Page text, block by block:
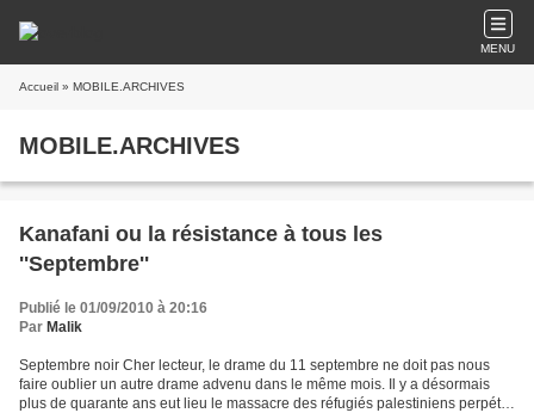
MENU
Accueil » MOBILE.ARCHIVES
MOBILE.ARCHIVES
Kanafani ou la résistance à tous les
''Septembre''
Publié le 01/09/2010 à 20:16
Par Malik
Septembre noir Cher lecteur, le drame du 11 septembre ne doit pas nous
faire oublier un autre drame advenu dans le même mois. Il y a désormais
plus de quarante ans eut lieu le massacre des réfugiés palestiniens perpétré